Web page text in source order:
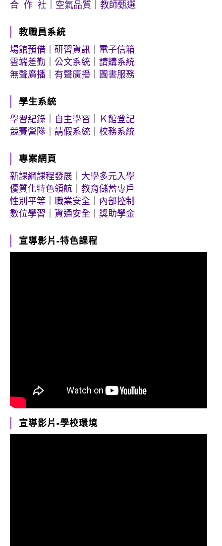
合 作 社
空氣品質 教師甄選
教職員系統
場館預借
研習資訊
電子信箱
雲端差勤
公文系統
請購系統
無聲廣播
有聲廣播 圖書服務
學生系統
學習紀錄
自主學習
Ｋ館登記
競賽營隊
請假系統 校務系統
專案網頁
新課綱課程發展
大學多元入學
優質化特色領航
教育儲蓄專戶
性別平等
職業安全
內部控制
數位學習
資通安全 獎助學金
宣導影片-特色課程
宣導影片-學校環境